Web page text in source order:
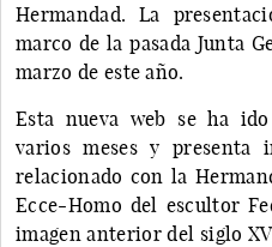
Hermandad. La
marco de la pasada Junta
marzo de este año.
Esta nueva web se ha
varios meses y presenta
relacionado con la
Ecce-Homo del escultor
imagen anterior del siglo